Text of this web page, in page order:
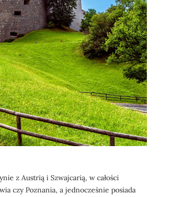
z Austrią i Szwajcarią, w całości
czy Poznania, a jednocześnie posiada